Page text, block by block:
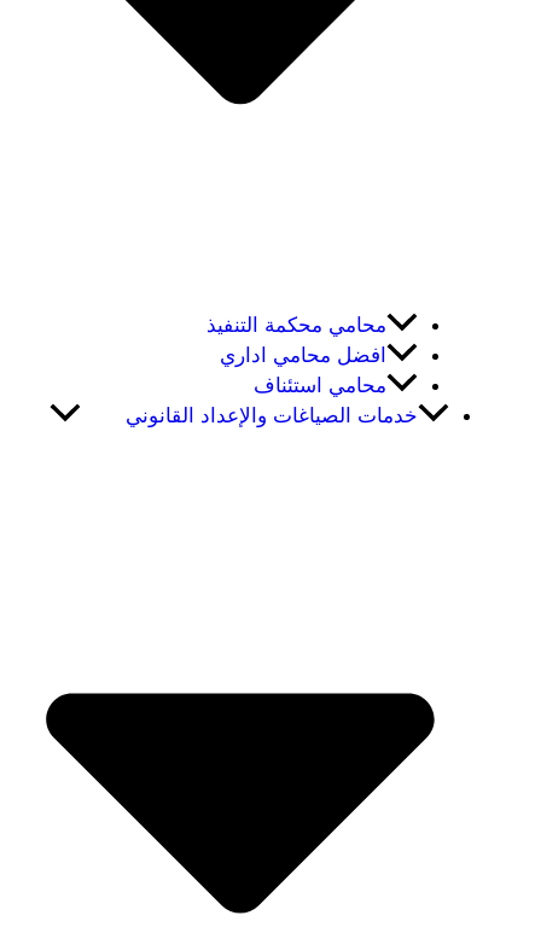
محامي محكمة التنفيذ
افضل محامي اداري
محامي استئناف
خدمات الصياغات والإعداد القانوني